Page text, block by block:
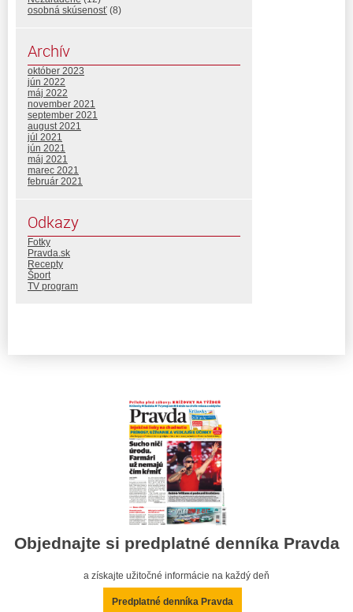
osobná skúsenosť (8)
Archív
október 2023
jún 2022
máj 2022
november 2021
september 2021
august 2021
júl 2021
jún 2021
máj 2021
marec 2021
február 2021
Odkazy
Fotky
Pravda.sk
Recepty
Šport
TV program
Objednajte si predplatné denníka Pravda
a získajte užitočné informácie na každý deň
Predplatné denníka Pravda